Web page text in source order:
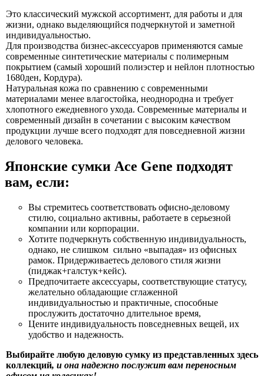
Это классический мужской ассортимент, для работы и для
жизни, однако выделяющийся подчеркнутой и заметной
индивидуальностью.
Для производства бизнес-аксессуаров применяются самые
современные синтетические материалы с полимерным
покрытием (самый хороший полиэстер и нейлон плотностью
1680ден, Кордура).
Натуральная кожа по сравнению с современными
материалами менее влагостойка, неоднородна и требует
хлопотного ежедневного ухода. Современные материалы и
современный дизайн в сочетании с высоким качеством
продукции лучше всего подходят для повседневной жизни
делового человека.
Японские сумки Ace Gene подходят
вам, если:
Вы стремитесь соответствовать офисно-деловому
стилю, социально активны, работаете в серьезной
компании или корпорации.
Хотите подчеркнуть собственную индивидуальность,
однако, не слишком сильно «выпадая» из офисных
рамок. Придерживаетесь делового стиля жизни
(пиджак+галстук+кейс).
Предпочитаете аксессуары, соответствующие статусу,
желательно обладающие сглаженной
индивидуальностью и практичные, способные
прослужить достаточно длительное время,
Цените индивидуальность повседневных вещей, их
удобство и надежность.
Выбирайте любую деловую сумку из представленных здесь
коллекций, и она надежно послужит вам переносным